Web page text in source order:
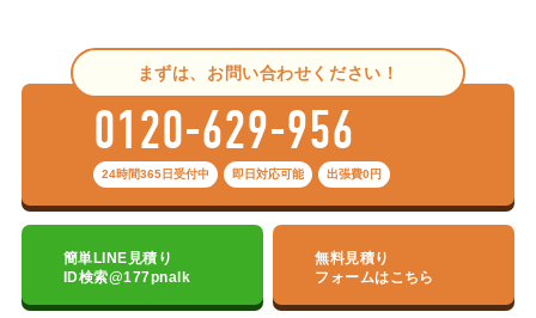
まずは、お問い合わせください！
0120-629-956
24時間365日受付中 即日対応可能 出張費0円
簡単LINE見積り
ID検索@177pnalk
無料見積り
フォームはこちら